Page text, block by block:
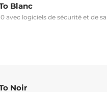
Blanc
avec logiciels de sécurité et de
Noir